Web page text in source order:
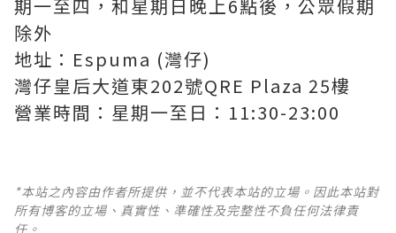
期一至四，和星期日晚上6點後，公眾假期
除外
地址：Espuma (灣仔)
灣仔皇后大道東202號QRE Plaza 25樓
營業時間：星期一至日：11:30-23:00
*本站之內容由作者所提供，並不代表本站的立場。因此本站對
所有博客的立場、真實性、準確性及完整性不負任何法律責
任。